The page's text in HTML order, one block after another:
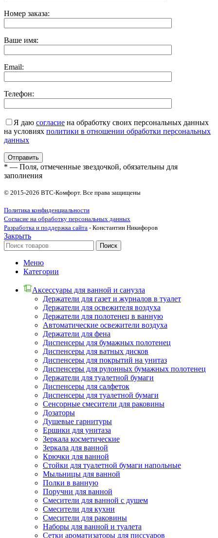
Номер заказа:
Ваше имя:
Email:
Телефон:
Я даю согласие на обработку своих персональных данных
на условиях политики в отношении обработки персональных
данных
* — Поля, отмеченные звездочкой, обязательны для
заполнения
© 2015-2026 ВТС-Комфорт. Все права защищены
Политика конфиденциальности
Согласие на обработку персональных данных
Разработка и поддержка сайта - Константин Никифоров
Закрыть
Поиск
Меню
Категории
Аксессуары для ванной и санузла
Держатели для газет и журналов в туалет
Держатели для освежителя воздуха
Держатели для полотенец в ванную
Автоматические освежители воздуха
Держатели для фена
Диспенсеры для бумажных полотенец
Диспенсеры для ватных дисков
Диспенсеры для покрытий на унитаз
Диспенсеры для рулонных бумажных полотенец
Держатели для туалетной бумаги
Диспенсеры для салфеток
Диспенсеры для туалетной бумаги
Сенсорные смесители для раковины
Дозаторы
Душевые гарнитуры
Ершики для унитаза
Зеркала косметические
Зеркала для ванной
Крючки для ванной
Стойки для туалетной бумаги напольные
Мыльницы для ванной
Полки в ванную
Поручни для ванной
Смесители для ванной с душем
Смесители для кухни
Смесители для раковины
Наборы для ванной и туалета
Сетки ароматизаторы для писсуаров